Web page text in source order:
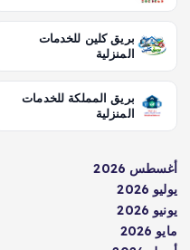
بريق كلين للخدمات
المنزلية
بريق المملكة للخدمات
المنزلية
أغسطس 2026
يوليو 2026
يونيو 2026
مايو 2026